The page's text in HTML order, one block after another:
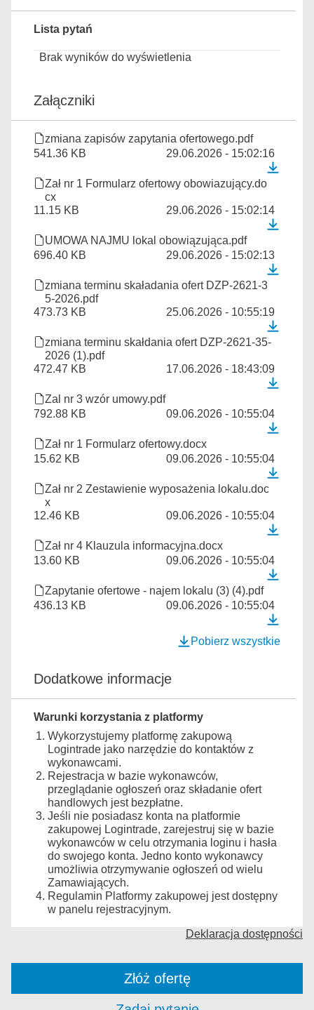
Lista pytań
Brak wyników do wyświetlenia
Załączniki
zmiana zapisów zapytania ofertowego.pdf
541.36 KB
29.06.2026 - 15:02:16
Zał nr 1 Formularz ofertowy obowiazujący.do
cx
11.15 KB
29.06.2026 - 15:02:14
UMOWA NAJMU lokal obowiązująca.pdf
696.40 KB
29.06.2026 - 15:02:13
zmiana terminu skaładania ofert DZP-2621-3
5-2026.pdf
473.73 KB
25.06.2026 - 10:55:19
zmiana terminu skałdania ofert DZP-2621-35-
2026 (1).pdf
472.47 KB
17.06.2026 - 18:43:09
Zal nr 3 wzór umowy.pdf
792.88 KB
09.06.2026 - 10:55:04
Zał nr 1 Formularz ofertowy.docx
15.62 KB
09.06.2026 - 10:55:04
Zał nr 2 Zestawienie wyposażenia lokalu.doc
x
12.46 KB
09.06.2026 - 10:55:04
Zał nr 4 Klauzula informacyjna.docx
13.60 KB
09.06.2026 - 10:55:04
Zapytanie ofertowe - najem lokalu (3) (4).pdf
436.13 KB
09.06.2026 - 10:55:04
Pobierz wszystkie
Dodatkowe informacje
Warunki korzystania z platformy
Wykorzystujemy platformę zakupową
Logintrade jako narzędzie do kontaktów z
wykonawcami.
Rejestracja w bazie wykonawców,
przeglądanie ogłoszeń oraz składanie ofert
handlowych jest bezpłatne.
Jeśli nie posiadasz konta na platformie
zakupowej Logintrade, zarejestruj się w bazie
wykonawców w celu otrzymania loginu i hasła
do swojego konta. Jedno konto wykonawcy
umożliwia otrzymywanie ogłoszeń od wielu
Zamawiających.
Regulamin Platformy zakupowej jest dostępny
w panelu rejestracyjnym.
Deklaracja dostępności
Złóż ofertę